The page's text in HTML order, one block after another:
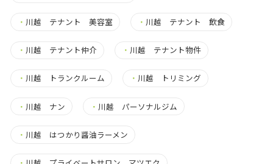
・ 川越 テナント 美容室 ・ 川越 テナント 飲食
・ 川越 テナント仲介 ・ 川越 テナント物件
・ 川越 トランクルーム ・ 川越 トリミング
・ 川越 ナン ・ 川越 パーソナルジム
・ 川越 はつかり醤油ラーメン